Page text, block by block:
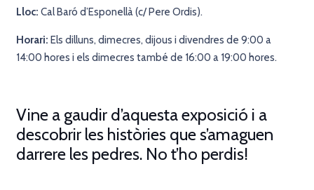
Lloc: Cal Baró d’Esponellà (c/ Pere Ordis).
Horari: Els dilluns, dimecres, dijous i divendres de 9:00 a
14:00 hores i els dimecres també de 16:00 a 19:00 hores.
Vine a gaudir d’aquesta exposició i a
descobrir les històries que s’amaguen
darrere les pedres. No t’ho perdis!